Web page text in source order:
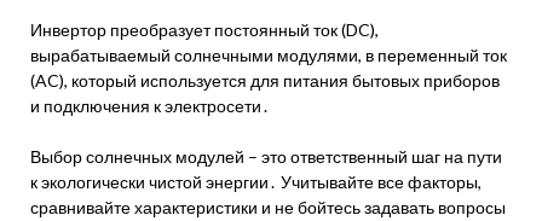
Инвертор преобразует постоянный ток (DC),
вырабатываемый солнечными модулями, в переменный ток
(AC), который используется для питания бытовых приборов
и подключения к электросети․
Выбор солнечных модулей – это ответственный шаг на пути
к экологически чистой энергии․ Учитывайте все факторы,
сравнивайте характеристики и не бойтесь задавать вопросы